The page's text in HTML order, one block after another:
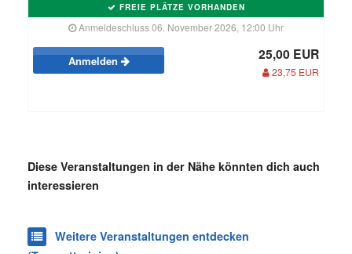
FREIE PLÄTZE VORHANDEN
Anmeldeschluss 06. November 2026, 12:00 Uhr
Anmelden 25,00 EUR
23,75 EUR
Diese Veranstaltungen in der Nähe könnten dich auch
interessieren
Weitere Veranstaltungen entdecken